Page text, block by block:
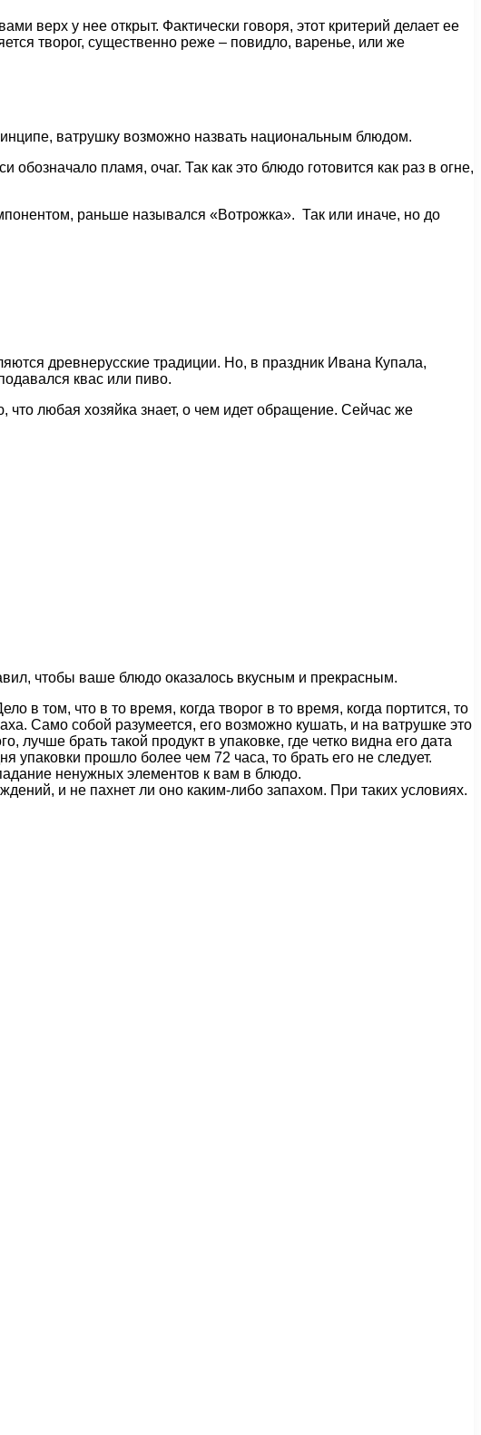
верх у нее открыт. Фактически говоря, этот критерий делает ее
творог, существенно реже – повидло, варенье, или же
ватрушку возможно назвать национальным блюдом.
пламя, очаг. Так как это блюдо готовится как раз в огне,
раньше назывался «Вотрожка». Так или иначе, но до
древнерусские традиции. Но, в праздник Ивана Купала,
квас или пиво.
любая хозяйка знает, о чем идет обращение. Сейчас же
чтобы ваше блюдо оказалось вкусным и прекрасным.
в том, что в то время, когда творог в то время, когда портится, то
Само собой разумеется, его возможно кушать, и на ватрушке это
лучше брать такой продукт в упаковке, где четко видна его дата
упаковки прошло более чем 72 часа, то брать его не следует.
ненужных элементов к вам в блюдо.
и не пахнет ли оно каким-либо запахом. При таких условиях.